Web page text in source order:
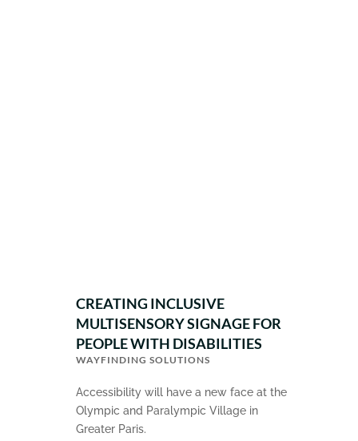
CREATING INCLUSIVE
MULTISENSORY SIGNAGE FOR
PEOPLE WITH DISABILITIES
WAYFINDING SOLUTIONS
Accessibility will have a new face at the
Olympic and Paralympic Village in
Greater Paris.